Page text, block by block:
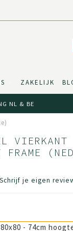
ZAKELIJK
NL & BE
Schrijf je eigen